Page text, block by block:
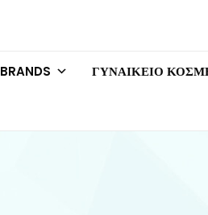
BRANDS ΓΥΝΑΙΚΕΙΟ